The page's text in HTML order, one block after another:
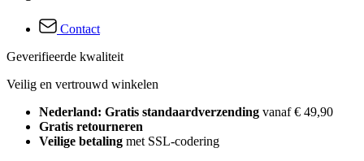
Contact
Geverifieerde kwaliteit
Veilig en vertrouwd winkelen
Nederland: Gratis standaardverzending vanaf € 49,90
Gratis retourneren
Veilige betaling met SSL-codering